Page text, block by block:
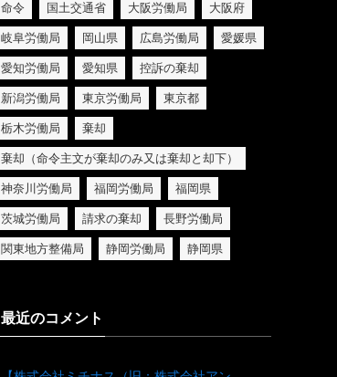
命令 国土交通省 大阪労働局 大阪府
岐阜労働局 岡山県 広島労働局 愛媛県
愛知労働局 愛知県 控訴の棄却
新潟労働局 東京労働局 東京都
栃木労働局 棄却
棄却（命令主文が棄却のみ又は棄却と却下）
神奈川労働局 福岡労働局 福岡県
茨城労働局 請求の棄却 長野労働局
関東地方整備局 静岡労働局 静岡県
最近のコメント